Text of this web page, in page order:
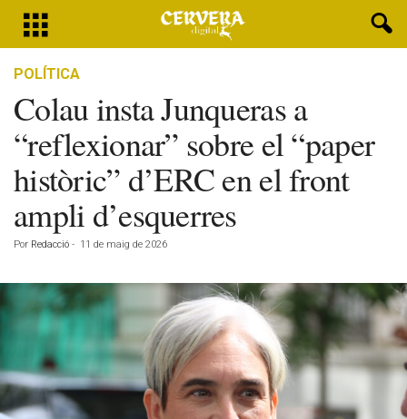
POLÍTICA
Colau insta Junqueras a
“reflexionar” sobre el “paper
històric” d’ERC en el front
ampli d’esquerres
Por Redacció - 11 de maig de 2026